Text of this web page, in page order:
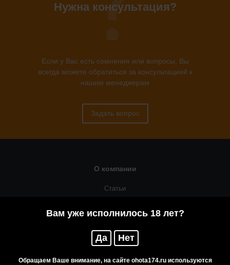
Вам уже исполнилось 18 лет?
Да Нет
Обращаем Ваше внимание, на сайте ohota174.ru используются
Нужна консультация?
Если у Вас есть сомнения или вопросы, Вы
всегда можете обратиться за консультацией к
нашим менеджерам
Задать вопрос
О компании
Статьи
Резервирование
Приобретение лицензионных товаров